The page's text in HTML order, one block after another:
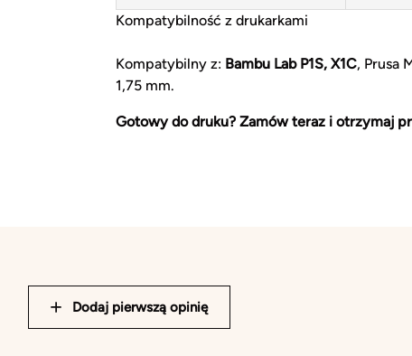
Kompatybilność z drukarkami
Kompatybilny z: Bambu Lab P1S, X1C, Prusa
1,75 mm.
Gotowy do druku? Zamów teraz i otrzymaj
Dodaj pierwszą opinię